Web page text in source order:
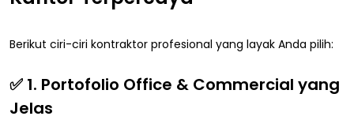
Berikut ciri-ciri kontraktor profesional yang layak Anda pilih:
✅ 1. Portofolio Office & Commercial yang
Jelas